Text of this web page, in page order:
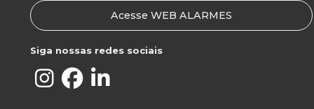
Acesse WEB ALARMES
Siga nossas redes sociais